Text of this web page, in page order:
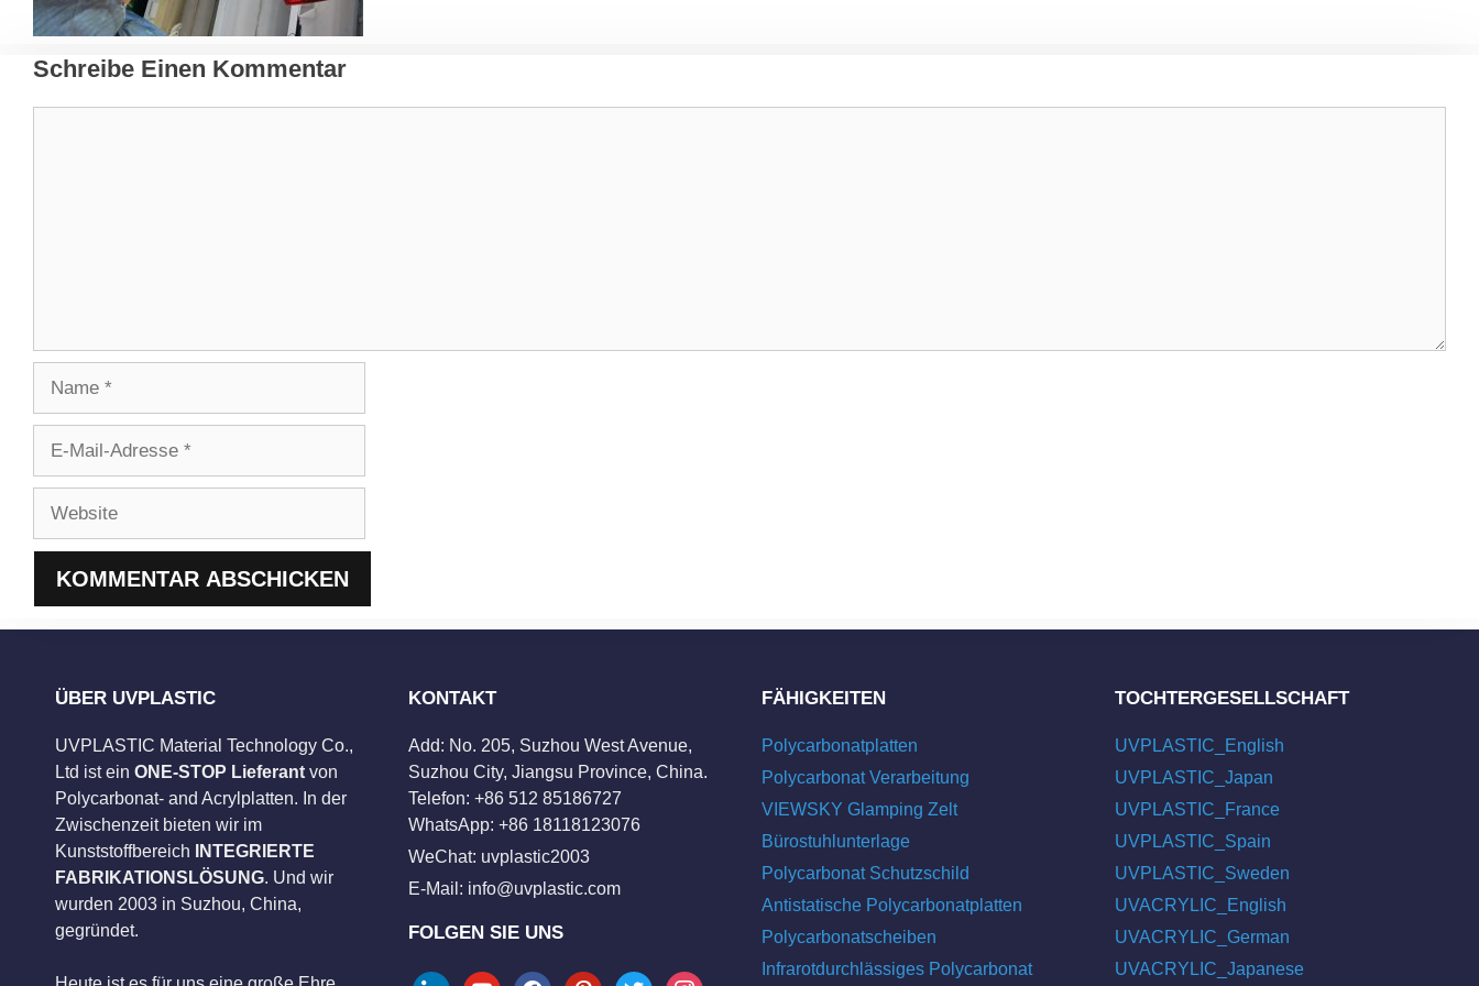
Schreibe Einen Kommentar
Adresse
ÜBER UVPLASTIC
UVPLASTIC Material Technology Co.,
Ltd ist ein ONE-STOP Lieferant von
Polycarbonat- and Acrylplatten. In der
Zwischenzeit bieten wir im
Kunststoffbereich
INTEGRIERTE
FABRIKATIONSLÖSUNG. Und wir
wurden 2003 in Suzhou, China,
gegründet.
KONTAKT
Add: No. 205, Suzhou West Avenue,
Suzhou City, Jiangsu Province, China.
Telefon: +86 512 85186727
WhatsApp: +86 18118123076
WeChat: uvplastic2003
E-Mail: info@uvplastic.com
FOLGEN SIE UNS
FÄHIGKEITEN
Polycarbonatplatten
Polycarbonat Verarbeitung
VIEWSKY Glamping Zelt
Bürostuhlunterlage
Polycarbonat Schutzschild
Antistatische Polycarbonatplatten
Polycarbonatscheiben
Infrarotdurchlässiges Polycarbonat
TOCHTERGESELLSCHAFT
UVPLASTIC_English
UVPLASTIC_Japan
UVPLASTIC_France
UVPLASTIC_Spain
UVPLASTIC_Sweden
UVACRYLIC_English
UVACRYLIC_German
UVACRYLIC_Japanese